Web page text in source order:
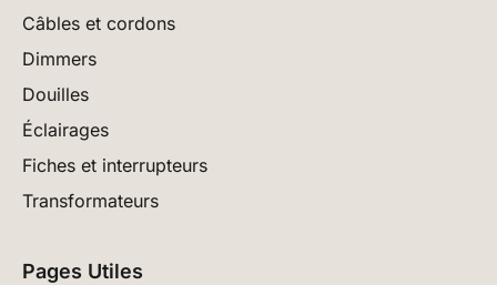
Câbles et cordons
Dimmers
Douilles
Éclairages
Fiches et interrupteurs
Transformateurs
Pages Utiles